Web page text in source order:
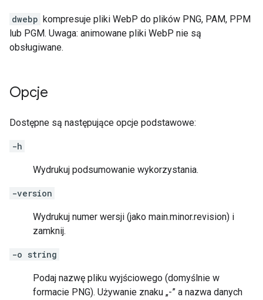
dwebp kompresuje pliki WebP do plików PNG, PAM, PPM
lub PGM. Uwaga: animowane pliki WebP nie są
obsługiwane.
Opcje
Dostępne są następujące opcje podstawowe:
-h
Wydrukuj podsumowanie wykorzystania.
-version
Wydrukuj numer wersji (jako main.minor.revision) i
zamknij.
-o string
Podaj nazwę pliku wyjściowego (domyślnie w
formacie PNG). Używanie znaku „-” a nazwa danych